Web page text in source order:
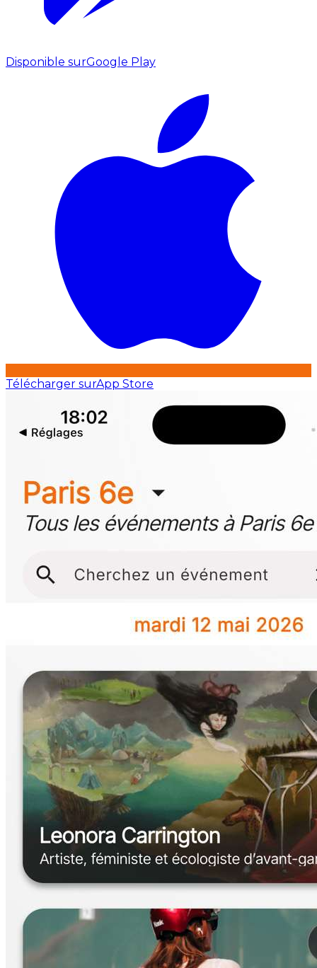
Disponible surGoogle Play
Télécharger surApp Store